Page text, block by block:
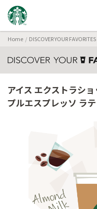
Home DISCOVER YOUR FAVORITES
アイス エクストラシ
プルエスプレッソ ラテ